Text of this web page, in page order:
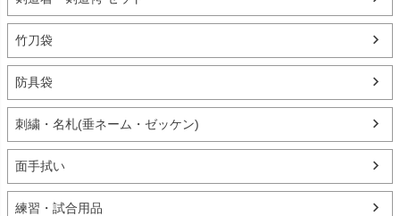
竹刀袋
防具袋
刺繍・名札(垂ネーム・ゼッケン)
面手拭い
練習・試合用品